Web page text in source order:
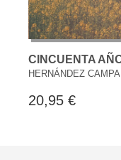
CINCUENTA
HERNÁNDEZ
20,95 €